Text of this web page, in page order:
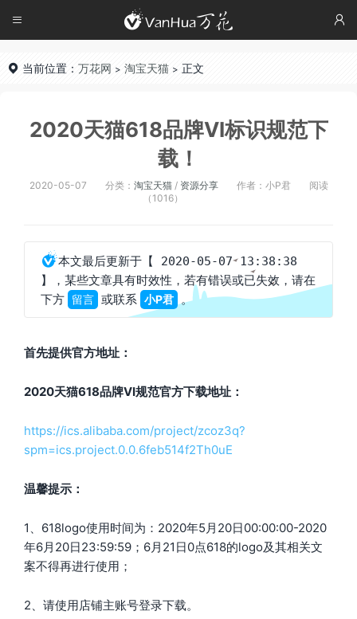

 
 当前位置： 万花网 > 淘宝天猫 > 正文
2020天猫618品牌VI标识规范下
载！
2020-05-07 分类： 淘宝天猫/ 资源分享 作者：小P君
阅读
（1016）
本文最后更新于 【 2020-05-07 13:38:38
】
，某些文章具有时效性，若有错误或已失效，请在
下方 留言 或联系 小P君 。
首先提供官方地址：
2020天猫618品牌VI规范官方下载地址：
https://ics.alibaba.com/project/zcoz3q?
spm=ics.project.0.0.6feb514f2Th0uE
温馨提示：
1、618logo使用时间为：2020年5月20日00:00:00-2020
年6月20日23:59:59；6月21日0点618的logo及其相关文
案不得再进行使用；
2、请使用店铺主账号登录下载。